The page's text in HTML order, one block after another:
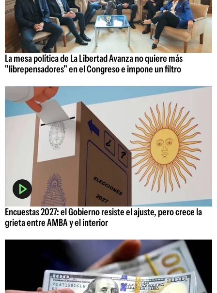
La mesa política de La Libertad Avanza no quiere más
"librepensadores" en el Congreso e impone un filtro
Encuestas 2027: el Gobierno resiste el ajuste, pero crece la
grieta entre AMBA y el interior